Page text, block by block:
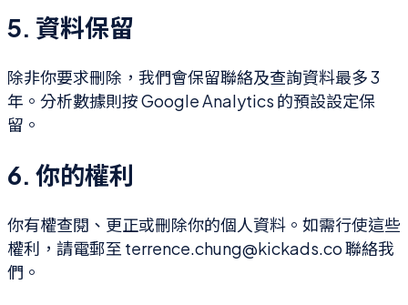
5. 資料保留
除非你要求刪除，我們會保留聯絡及查詢資料最多 3
年。分析數據則按 Google Analytics 的預設設定保
留。
6. 你的權利
你有權查閱、更正或刪除你的個人資料。如需行使這些
權利，請電郵至 terrence.chung@kickads.co 聯絡我
們。